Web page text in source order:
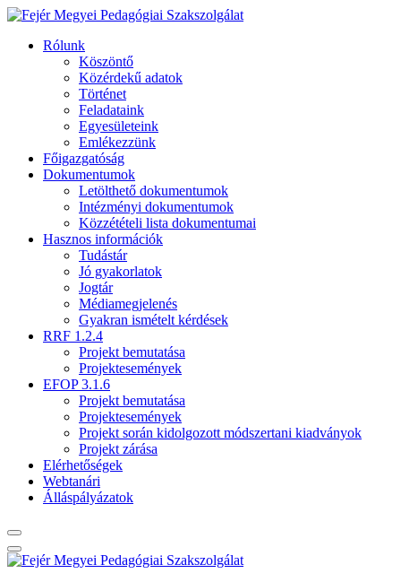
Rólunk
Köszöntő
Közérdekű adatok
Történet
Feladataink
Egyesületeink
Emlékezzünk
Főigazgatóság
Dokumentumok
Letölthető dokumentumok
Intézményi dokumentumok
Közzétételi lista dokumentumai
Hasznos információk
Tudástár
Jó gyakorlatok
Jogtár
Médiamegjelenés
Gyakran ismételt kérdések
RRF 1.2.4
Projekt bemutatása
Projektesemények
EFOP 3.1.6
Projekt bemutatása
Projektesemények
Projekt során kidolgozott módszertani kiadványok
Projekt zárása
Elérhetőségek
Webtanári
Álláspályázatok